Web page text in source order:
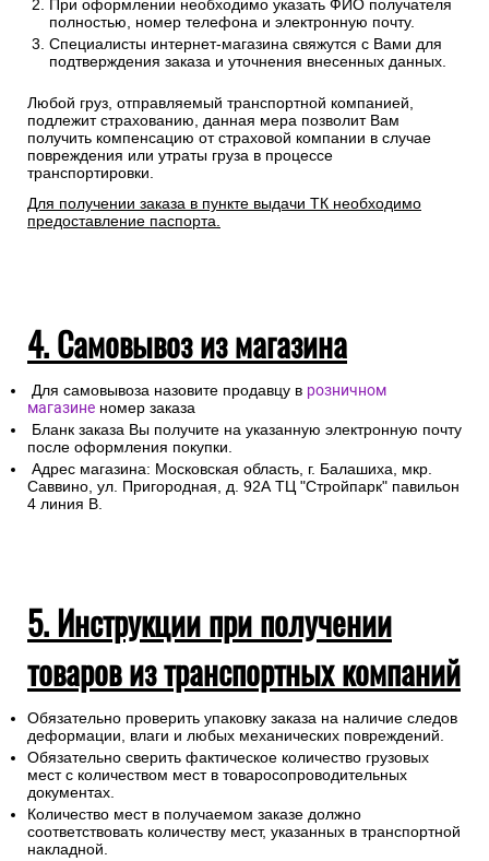
При оформлении необходимо указать ФИО получателя
полностью, номер телефона и электронную почту.
Специалисты интернет-магазина свяжутся с Вами для
подтверждения заказа и уточнения внесенных данных.
Любой груз, отправляемый транспортной компанией,
подлежит страхованию, данная мера позволит Вам
получить компенсацию от страховой компании в случае
повреждения или утраты груза в процессе
транспортировки.
Для получении заказа в пункте выдачи ТК необходимо
предоставление паспорта.
4. Самовывоз из магазина
Для самовывоза назовите продавцу в розничном
магазине номер заказа
Бланк заказа Вы получите на указанную электронную почту
после оформления покупки.
Адрес магазина: Московская область, г. Балашиха, мкр.
Саввино, ул. Пригородная, д. 92А ТЦ "Стройпарк" павильон
4 линия В.
5. Инструкции при получении
товаров из транспортных компаний
Обязательно проверить упаковку заказа на наличие следов
деформации, влаги и любых механических повреждений.
Обязательно сверить фактическое количество грузовых
мест с количеством мест в товаросопроводительных
документах.
Количество мест в получаемом заказе должно
соответствовать количеству мест, указанных в транспортной
накладной.